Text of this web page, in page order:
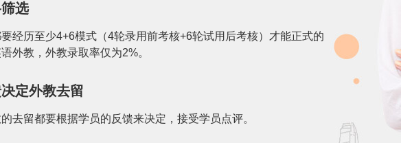
选
经历至少4+6模式（4轮录用前考核+6轮试用后考核）才能正式的
外教，外教录取率仅为2%。
定外教去留
去留都要根据学员的反馈来决定，接受学员点评。